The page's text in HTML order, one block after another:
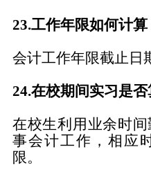
23.工作年限如何计算
会计工作年限截止日
24.在校期间实习是
在校生利用业余时
事会计工作，相应
限。